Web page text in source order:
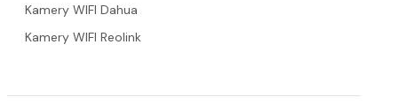
Kamery WIFI Dahua
Kamery WIFI Reolink